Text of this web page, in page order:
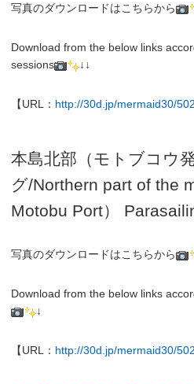
写真のダウンロードはこちらから
Download from the below links
sessions
↓↓
【URL： http://30d.jp/mermaid30/
本島北部（モトブコウ
グ/Northern part of the
Motobu Port）
写真のダウンロードはこちらから
Download from the below links
↓
【URL： http://30d.jp/mermaid30/